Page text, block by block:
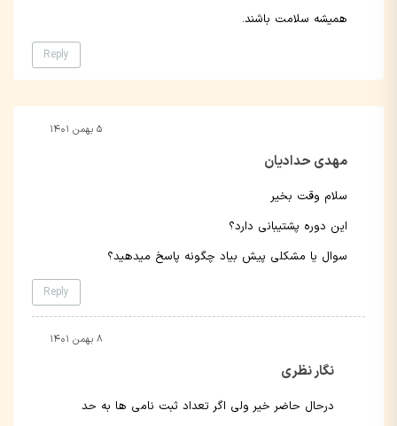
Reply
همیشه سلامت باشند.
مهدی حدادیان
۵ بهمن ۱۴۰۱
Reply
سلام وقت بخیر
این دوره پشتیبانی دارد؟
سوال یا مشکلی پیش بیاد چگونه پاسخ میدهید؟
نگار نظری
۸ بهمن ۱۴۰۱
درحال حاضر خیر ولی اگر تعداد ثبت نامی ها به حد